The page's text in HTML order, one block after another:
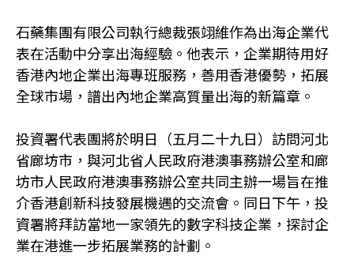
石藥集團有限公司執行總裁張翊維作為出海企業代
表在活動中分享出海經驗。他表示，企業期待用好
香港內地企業出海專班服務，善用香港優勢，拓展
全球市場，譜出內地企業高質量出海的新篇章。
投資署代表團將於明日（五月二十九日）訪問河北
省廊坊市，與河北省人民政府港澳事務辦公室和廊
坊市人民政府港澳事務辦公室共同主辦一場旨在推
介香港創新科技發展機遇的交流會。同日下午，投
資署將拜訪當地一家領先的數字科技企業，探討企
業在港進一步拓展業務的計劃。